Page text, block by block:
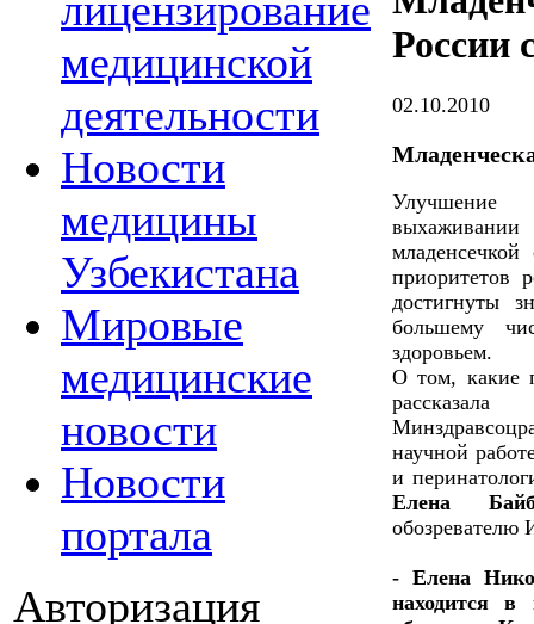
медицинской
деятельности
Новости
медицины
Узбекистана
Мировые
медицинские
новости
Новости
портала
Авторизация
России
02.10.2010
Улучшение
приоритетов
достигнуты
большему
здоровьем.
О том, какие
научной
и
Елена
- Елена
находится